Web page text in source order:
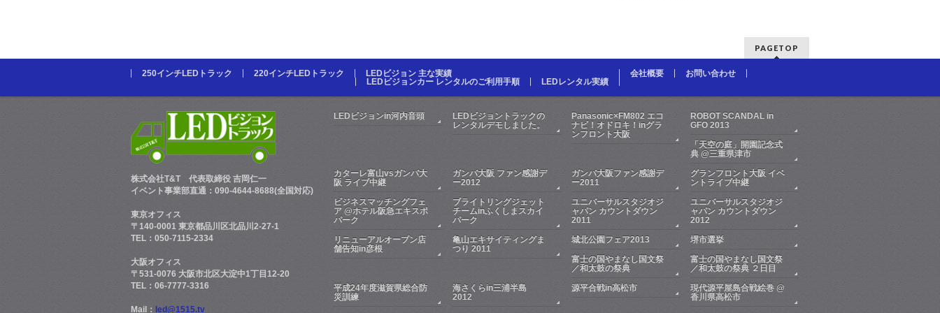
PAGETOP
250インチLEDトラック 220インチLEDトラック
LEDビジョン 主な実績
LEDビジョンカー レンタルのご利用手順
LEDレンタル実績
会社概要 お問い合わせ
株式会社T&T代表取締役 吉岡仁一
イベント事業部直通：090-4644-8688(全国対応)
東京オフィス
〒140-0001 東京都品川区北品川2-27-1
TEL：050-7115-2334
大阪オフィス
〒531-0076 大阪市北区大淀中1丁目12-20
TEL：06-7777-3316
Mail： led@1515.tv
LEDビジョンin河内音頭
LEDビジョントラックの
レンタルデモしました。
Panasonic×FM802 エコ
ナビ！オドロキ！inグラ
ンフロント大阪
ROBOT SCANDAL in
GFO 2013
「天空の庭」開園記念式
典 @三重県津市
カターレ富山vsガンバ大
阪 ライブ中継
ガンバ大阪 ファン感謝デ
ー2012
ガンバ大阪ファン感謝デ
ー2011
グランフロント大阪 イベ
ントライブ中継
ビジネスマッチングフェ
ア @ホテル阪急エキスポ
パーク
ブライトリングジェット
チームinふくしまスカイ
パーク
ユニバーサルスタジオジ
ャパン カウントダウン
2011
ユニバーサルスタジオジ
ャパン カウントダウン
2012
リニューアルオープン店
舗告知in彦根
亀山エキサイティングま
つり 2011
城北公園フェア2013
堺市選挙
富士の国やまなし国文祭
／和太鼓の祭典
富士の国やまなし国文祭
／和太鼓の祭典 ２日目
平成24年度滋賀県総合防
災訓練
海さくらin三浦半島
2012
源平合戦in高松市
現代源平屋島合戦絵巻 @
香川県高松市